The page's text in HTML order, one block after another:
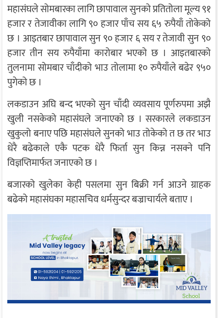
महासंघले सोमबारका लागि छापावाल सुनको प्रतितोला मूल्य ९१
हजार र तेजावीका लागि ९० हजार पाँच सय ६५ रुपैयाँ तोकेको
छ । आइतबार छापावाल सुन ९० हजार ६ सय र तेजावी सुन ९०
हजार तीन सय रुपैयाँमा कारोबार भएको छ । आइतबारको
तुलनामा सोमबार चाँदीको भाउ तोलामा १० रुपैयाँले बढेर ९५०
पुगेको छ ।
लकडाउन अघि बन्द भएको सुन चाँदी व्यवसाय पूर्णरुपमा अझै
खुली नसकेको महासंघले जनाएको छ । सरकारले लकडाउन
खुकुलो बनाए पछि महासंघले सुनको भाउ तोकेको त छ तर भाउ
धेरै बढेकाले एकै पटक धेरै फिर्ता सुन किन्न नसक्ने पनि
विज्ञप्तिमार्फत जनाएको छ ।
बजारको खुलेका केही पसलमा सुन बिक्री गर्न आउने ग्राहक
बढेको महासंघका महासचिव धर्मसुन्दर बज्राचार्यले बताए ।